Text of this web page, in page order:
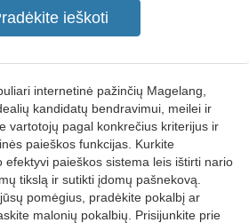
internetinė pažinčių Magelang,
kandidatų bendravimui, meilei ir
vartotojų pagal konkrečius kriterijus ir
paieškos funkcijas. Kurkite
efektyvi paieškos sistema leis ištirti nario
tikslą ir sutikti įdomų pašnekovą.
pomėgius, pradėkite pokalbį ar
malonių pokalbių. Prisijunkite prie